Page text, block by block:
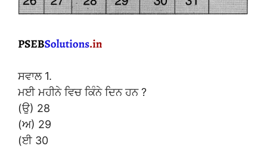
ਸਵਾਲ 1.
ਮਈ ਮਹੀਨੇ ਵਿਚ ਕਿੰਨੇ ਦਿਨ ਹਨ ?
(ਉ) 28
(ਅ) 29
(ਈ 30